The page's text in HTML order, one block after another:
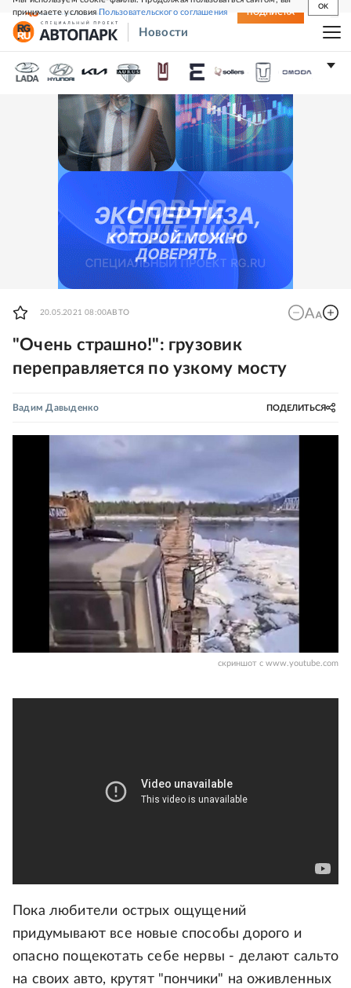
принимаете условияПользовательского соглашения
OK
СВЕЖИЙ НОМЕР ПОДПИСКА
Новости
20.05.2021 08:00АВТО
"Очень страшно!": грузовик
переправляется по узкому мосту
Вадим Давыденко ПОДЕЛИТЬСЯ
скриншот с www.youtube.com
Пока любители острых ощущений
придумывают все новые способы дорого и
опасно пощекотать себе нервы - делают сальто
на своих авто, крутят "пончики" на оживленных